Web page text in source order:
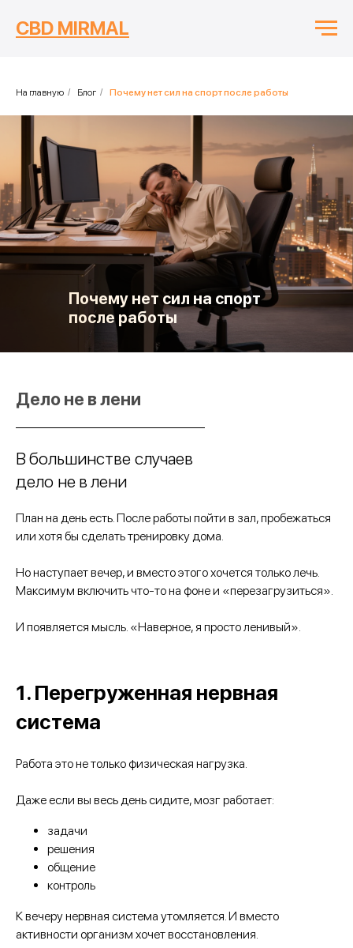
CBD MIRMAL
На главную / Блог / Почему нет сил на спорт после работы
Почему нет сил на спорт
после работы
Дело не в лени
В большинстве случаев
дело не в лени
План на день есть. После работы пойти в зал, пробежаться
или хотя бы сделать тренировку дома.
Но наступает вечер, и вместо этого хочется только лечь.
Максимум включить что-то на фоне и «перезагрузиться».
И появляется мысль. «Наверное, я просто ленивый».
1. Перегруженная нервная
система
Работа это не только физическая нагрузка.
Даже если вы весь день сидите, мозг работает:
задачи
решения
общение
контроль
К вечеру нервная система утомляется. И вместо
активности организм хочет восстановления.